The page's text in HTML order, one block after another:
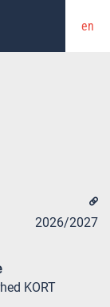
en
2026/2027
KORT